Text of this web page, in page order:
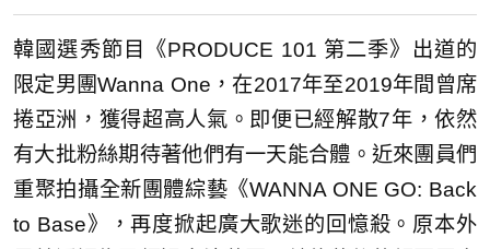
韓國選秀節目《PRODUCE 101 第二季》出道的
限定男團Wanna One，在2017年至2019年間曾席
捲亞洲，獲得超高人氣。即便已經解散7年，依然
有大批粉絲期待著他們有一天能合體。近來團員們
重聚拍攝全新團體綜藝《WANNA ONE GO: Back
to Base》，再度掀起廣大歌迷的回憶殺。原本外